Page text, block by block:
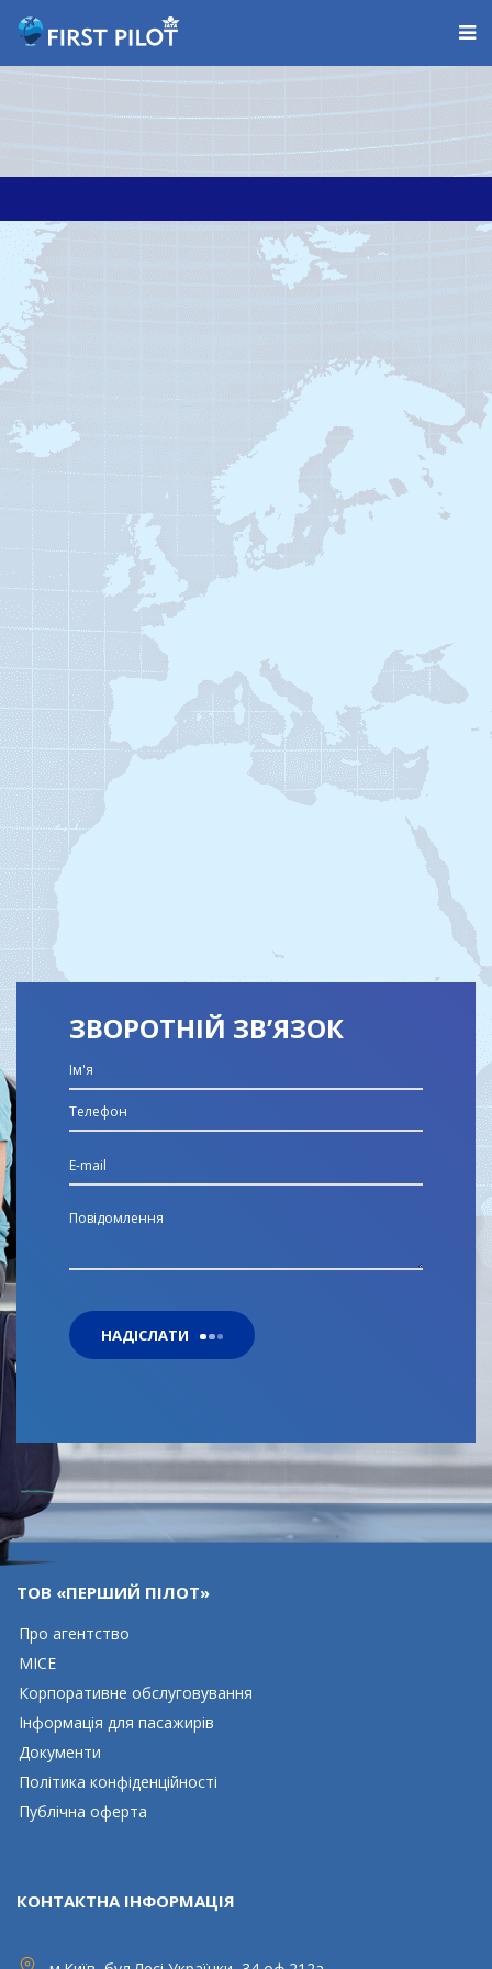
ЗВОРОТНІЙ ЗВ’ЯЗОК
НАДІСЛАТИ
ТОВ «ПЕРШИЙ ПІЛОТ»
Про агентcтво
MICE
Корпоративне обслуговування
Інформація для пасажирів
Документи
Політика конфіденційності
Публічна оферта
КОНТАКТНА ІНФОРМАЦІЯ